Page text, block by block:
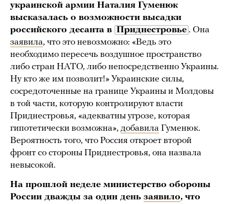
украинской армии Наталия Гуменюк
высказалась о возможности высадки
российского десанта в Приднестровье . Она
заявила, что это невозможно: «Ведь это
необходимо пересечь воздушное пространство
либо стран НАТО, либо непосредственно Украины.
Ну кто же им позволит!» Украинские силы,
сосредоточенные на границе Украины и Молдовы
в той части, которую контролируют власти
Приднестровья, «адекватны угрозе, которая
гипотетически возможна», добавила Гуменюк.
Вероятность того, что Россия откроет второй
фронт со стороны Приднестровья, она назвала
невысокой.
На прошлой неделе министерство обороны
России дважды за один день заявило, что